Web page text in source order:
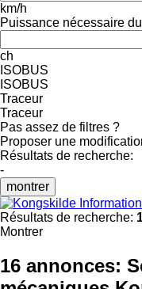
km/h
Puissance nécessaire
ch
ISOBUS
ISOBUS
Traceur
Traceur
Pas assez de filtres ?
Proposer une
Résultats de recherche:
-
montrer
Résultats de recherche:
Montrer
16 annonces: